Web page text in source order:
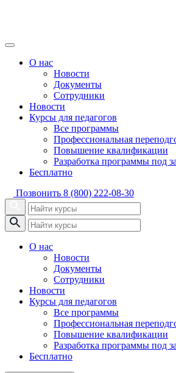
О нас
Новости
Документы
Сотрудники
Новости
Курсы для педагогов
Все программы
Профессиональная
Повышение квалификации
Разработка программы под
Бесплатно
Позвонить 8 (800) 222-08-30
О нас
Новости
Документы
Сотрудники
Новости
Курсы для педагогов
Все программы
Профессиональная
Повышение квалификации
Разработка программы под
Бесплатно